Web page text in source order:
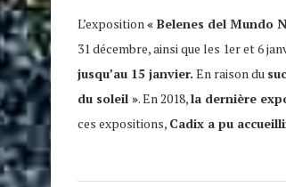
L’exposition« Belenes del Mundo
31 décembre, ainsi que les 1er et 6
jusqu’au 15 janvier. En raison du
du soleil ». En 2018,la dernière
ces expositions, Cadix a pu